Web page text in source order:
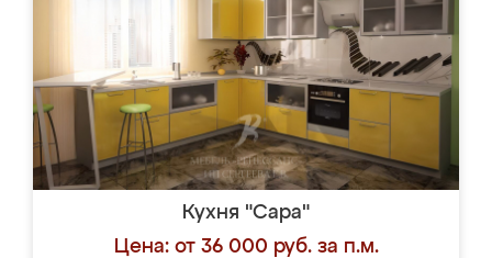
Кухня "Сара"
Цена: от 36 000 руб. за п.м.